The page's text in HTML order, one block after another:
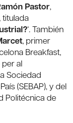
Pastor,
‘. También
, primer
Breakfast,
per al
Sociedad
(SEBAP), y del
Politécnica de